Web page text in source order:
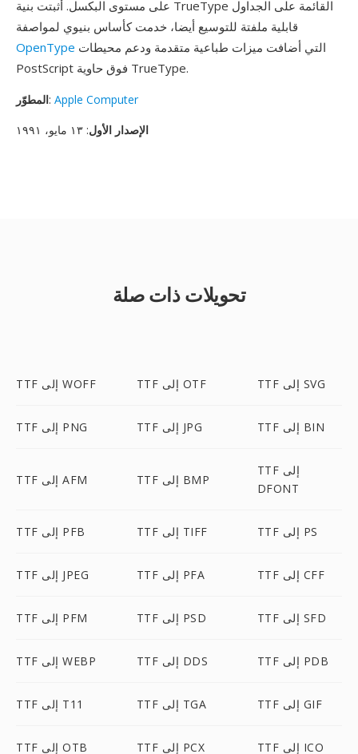
على مستوى البكسل. أثبتت بنية TrueType القائمة على الجداول
قابلية ملفتة للتوسيع أيضا، خدمت كأساس بنيوي لمواصفة
OpenType
PostScript فوق حاوية TrueType.
المطوّر: Apple Computer
الإصدار الأول: ١٣ مايو، ١٩٩١
تحويلات ذات صلة
TTF إلى WOFF TTF إلى OTF TTF إلى SVG
TTF إلى PNG TTF إلى JPG TTF إلى BIN
TTF إلى AFM TTF إلى BMP
TTF إلى
DFONT
TTF إلى PFB TTF إلى TIFF TTF إلى PS
TTF إلى JPEG TTF إلى PFA TTF إلى CFF
TTF إلى PFM TTF إلى PSD TTF إلى SFD
TTF إلى WEBP TTF إلى DDS TTF إلى PDB
TTF إلى T11 TTF إلى TGA TTF إلى GIF
TTF إلى OTB TTF إلى PCX TTF إلى ICO